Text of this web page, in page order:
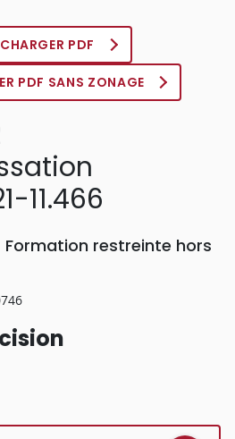
PDF
PDF SANS ZONAGE
11.466
restreinte hors